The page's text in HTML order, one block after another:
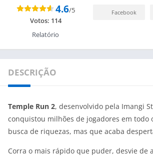
4.6/5
Votos: 114
Relatório
Facebook
DESCRIÇÃO
Temple Run 2, desenvolvido pela Imangi
conquistou milhões de jogadores em todo
busca de riquezas, mas que acaba
Corra o mais rápido que puder, desvie de